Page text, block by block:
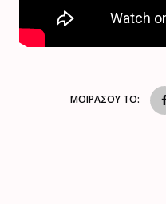
ΜΟΙΡΑΣΟΥ ΤΟ: